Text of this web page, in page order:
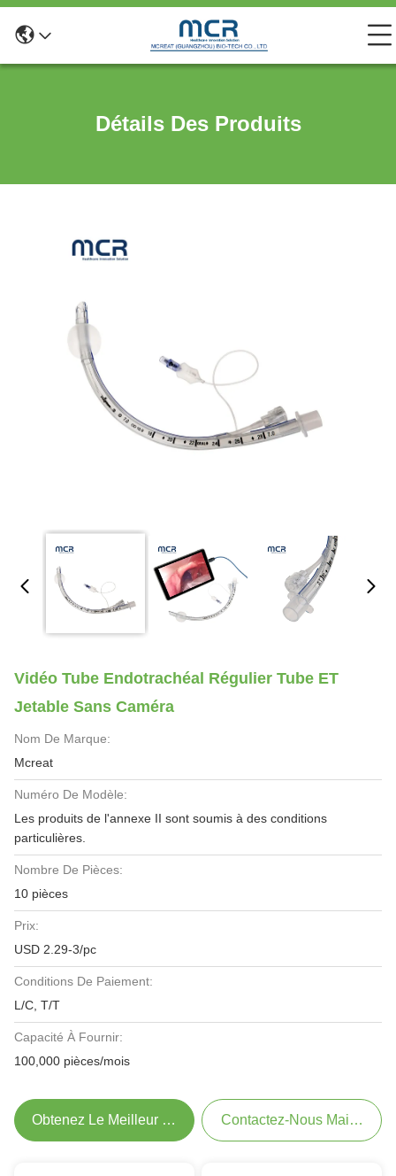
Détails Des Produits
Vidéo Tube Endotrachéal Régulier Tube ET
Jetable Sans Caméra
Nom De Marque:
Mcreat
Numéro De Modèle:
Les produits de l'annexe II sont soumis à des conditions
particulières.
Nombre De Pièces:
10 pièces
Prix:
USD 2.29-3/pc
Conditions De Paiement:
L/C, T/T
Capacité À Fournir:
100,000 pièces/mois
Obtenez Le Meilleur Prix Contactez-Nous Maintenant